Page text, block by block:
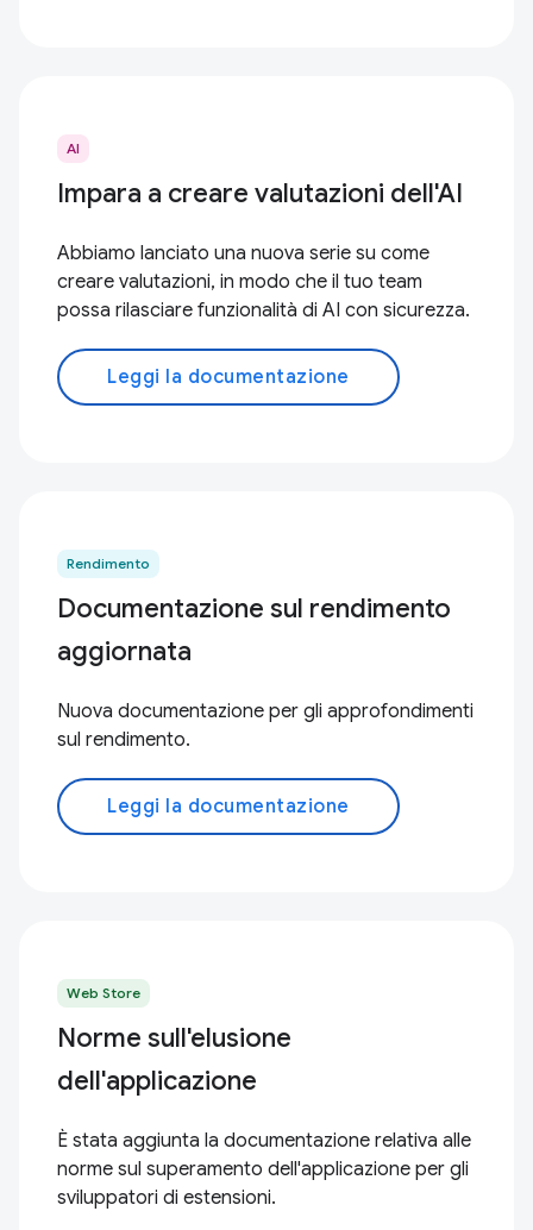
AI
Impara a creare valutazioni dell'AI
Abbiamo lanciato una nuova serie su come
creare valutazioni, in modo che il tuo team
possa rilasciare funzionalità di AI con sicurezza.
Leggi la documentazione
Rendimento
Documentazione sul rendimento
aggiornata
Nuova documentazione per gli approfondimenti
sul rendimento.
Leggi la documentazione
Web Store
Norme sull'elusione
dell'applicazione
È stata aggiunta la documentazione relativa alle
norme sul superamento dell'applicazione per gli
sviluppatori di estensioni.